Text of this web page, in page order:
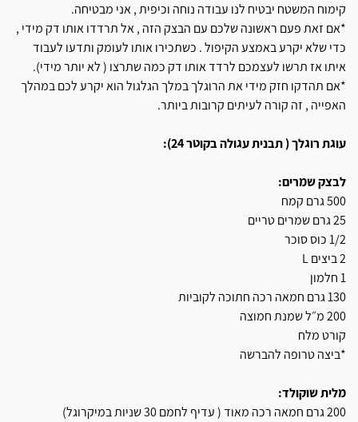
קימוח המשטח יבטיח לנו עבודה נוחה וכיפית , אני מבטיחה.
*אם זאת פעם ראשונה שלכם עם הבצק הזה , אל תרדדו אותו דק מידי ,
כדי שלא יקרע באמצע הקיפול . כשתכירו אותו לעומק ותדעו לעבוד
איתו אז תרשו לעצמכם לרדד אותו דק כמה שתרצו ( לא יותר מידי).
*אם תהדקו חזק מידי את הרוגלך במלך הגלגול הוא יקרע לכם במהלך
האפייה , זה קורה לעיתים קרובות ביותר.
עוגת רוגלך ( תבנית עגולה בקוטר 24):
לבצק שמרים:
500 גרם קמח
25 גרם שמרים טריים
1/2 כוס סוכר
2 ביצים L
1 חלמון
130 גרם חמאה רכה חתוכה לקוביות
200 מ״ל שמנת חמוצה
קורט מלח
*ביצה טרופה להברשה
מלית שוקולד:
200 גרם חמאה רכה מאוד ( עדיף לחמם 30 שניות במיקרוגל)